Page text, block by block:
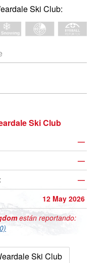
Ski Club:
Ski Club
—
—
—
12 May 2026
están reportando:
Ski Club